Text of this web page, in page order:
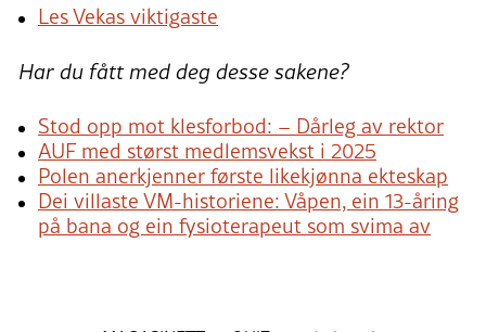
Les Vekas viktigaste
Har du fått med deg desse sakene?
Stod opp mot klesforbod: – Dårleg av rektor
AUF med størst medlemsvekst i 2025
Polen anerkjenner første likekjønna ekteskap
Dei villaste VM-historiene: Våpen, ein 13-åring
på bana og ein fysioterapeut som svima av